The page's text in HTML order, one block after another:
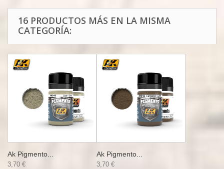
16 PRODUCTOS MÁS EN LA MISMA
CATEGORÍA:
Ak Pigmento...
3,70 €
Ak Pigmento...
3,70 €